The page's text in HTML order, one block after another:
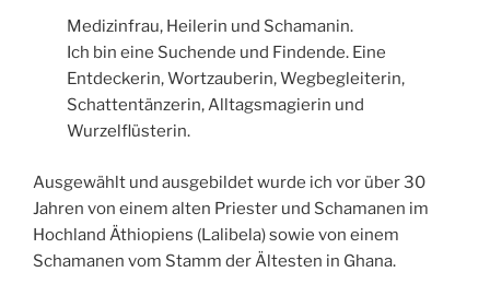
Medizinfrau, Heilerin und Schamanin.
Ich bin eine Suchende und Findende. Eine
Entdeckerin, Wortzauberin, Wegbegleiterin,
Schattentänzerin, Alltagsmagierin und
Wurzelflüsterin.
Ausgewählt und ausgebildet wurde ich vor über 30
Jahren von einem alten Priester und Schamanen im
Hochland Äthiopiens (Lalibela) sowie von einem
Schamanen vom Stamm der Ältesten in Ghana.